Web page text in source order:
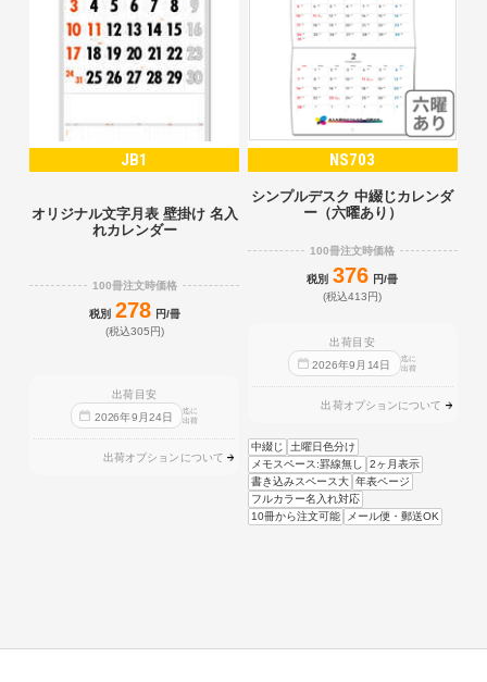
JB1
オリジナル文字月表 壁掛け 名入
れカレンダー
100冊注文時価格
税別 278 円/冊
(税込305円)
出荷目安
2026年9 月24日
迄に
出荷
出荷オプションについて
NS703
シンプルデスク 中綴じカレンダ
ー（六曜あり）
100冊注文時価格
税別 376 円/冊
(税込413円)
出荷目安
2026年9 月 14日
迄に
出荷
出荷オプションについて
中綴じ
土曜日色分け
メモスペース:罫線無し
2ヶ月表示
書き込みスペース大 年表ページ
フルカラー名入れ対応
10冊から注文可能
メール便・郵送OK